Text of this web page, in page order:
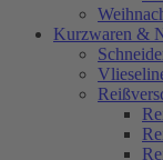
Kurzwaren &